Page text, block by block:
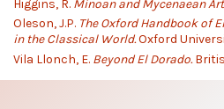
Higgins, R. Minoan and Mycenaean
Oleson, J.P. The Oxford Handbook of
in the Classical World.Oxford
Vila Llonch, E. Beyond El Dorado.